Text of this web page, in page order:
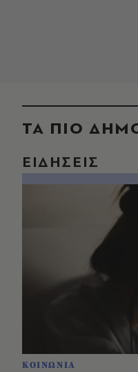
ΤΑ ΠΙΟ
ΕΙΔΗΣΕΙΣ
ΚΟΙΝΩΝΙΑ